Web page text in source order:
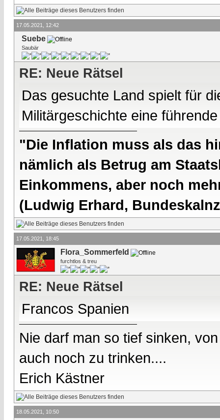
17.05.2021, 12:42
Suebe
Saubär
RE: Neue Rätsel
Das gesuchte Land spielt für
Militärgeschichte eine
"Die Inflation muss als das
nämlich als Betrug am
Einkommens, aber noch
(Ludwig Erhard,
17.05.2021, 18:45
Flora_Sommerfeld
furchtlos & treu
RE: Neue Rätsel
Francos Spanien
Nie darf man so tief sinken,
auch noch zu trinken....
Erich Kästner
18.05.2021, 10:50